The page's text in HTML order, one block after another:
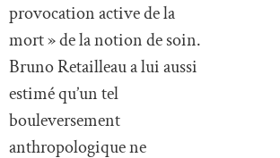
provocation active de la
mort » de la notion de soin.
Bruno Retailleau a lui aussi
estimé qu’un tel
bouleversement
anthropologique ne